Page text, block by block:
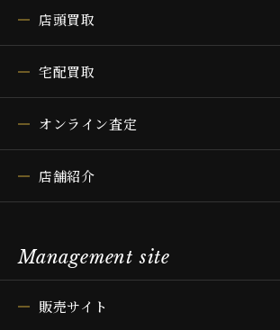
店頭買取
宅配買取
オンライン査定
店舗紹介
Management site
販売サイト